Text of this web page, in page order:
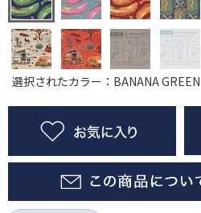
選択されたカラー：BANANA GREEN